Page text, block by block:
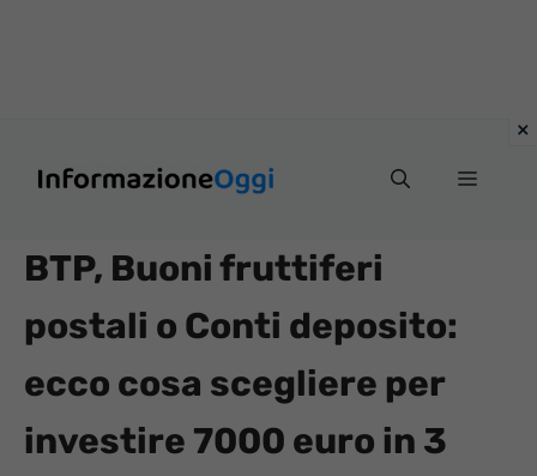
Menu
BTP, Buoni fruttiferi
postali o Conti deposito:
ecco cosa scegliere per
investire 7000 euro in 3